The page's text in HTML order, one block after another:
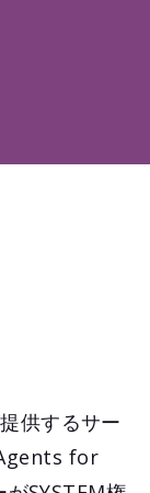
供するサー
for